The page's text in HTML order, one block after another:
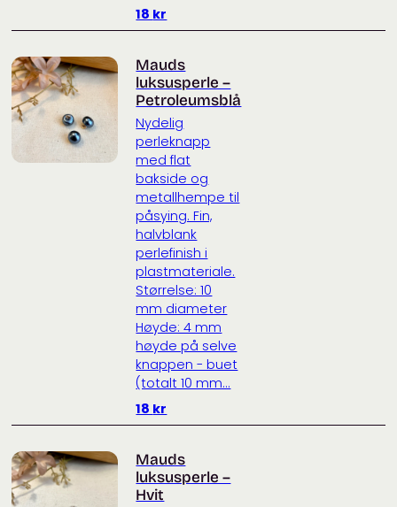
18 kr
Mauds
luksusperle –
Petroleumsblå
Nydelig
perleknapp
med flat
bakside og
metallhempe til
påsying. Fin,
halvblank
perlefinish i
plastmateriale.
Størrelse: 10
mm diameter
Høyde: 4 mm
høyde på selve
knappen - buet
(totalt 10 mm...
18 kr
Mauds
luksusperle –
Hvit